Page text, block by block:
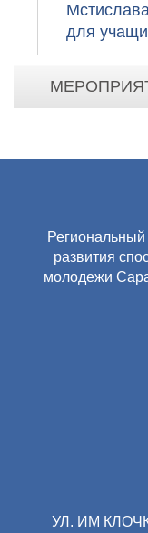
для
развития
молодежи
УЛ. ИМ